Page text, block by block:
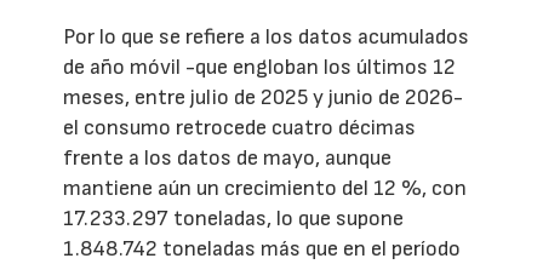
Por lo que se refiere a los datos acumulados
de año móvil -que engloban los últimos 12
meses, entre julio de 2025 y junio de 2026-
el consumo retrocede cuatro décimas
frente a los datos de mayo, aunque
mantiene aún un crecimiento del 12 %, con
17.233.297 toneladas, lo que supone
1.848.742 toneladas más que en el período